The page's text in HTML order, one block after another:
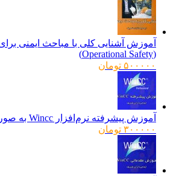
آموزش آشنایی کلی با مباحث ایمنی برای
۵۰۰۰۰۰ تومان
آموزش پیشرفته نرم‌افزار Wincc به صورت تصویری
۳۰۰۰۰۰ تومان